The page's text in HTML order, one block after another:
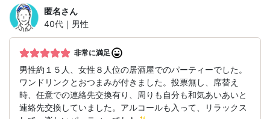
匿名さん
40代｜男性
非常に満足
男性約１５人、女性８人位の居酒屋でのパーティーでした。
ワンドリンクとおつまみが付きました。投票無し、席替え
時、任意での連絡先交換有り、周りも自分も和気あいあいと
連絡先交換していました。アルコールも入って、リラックス